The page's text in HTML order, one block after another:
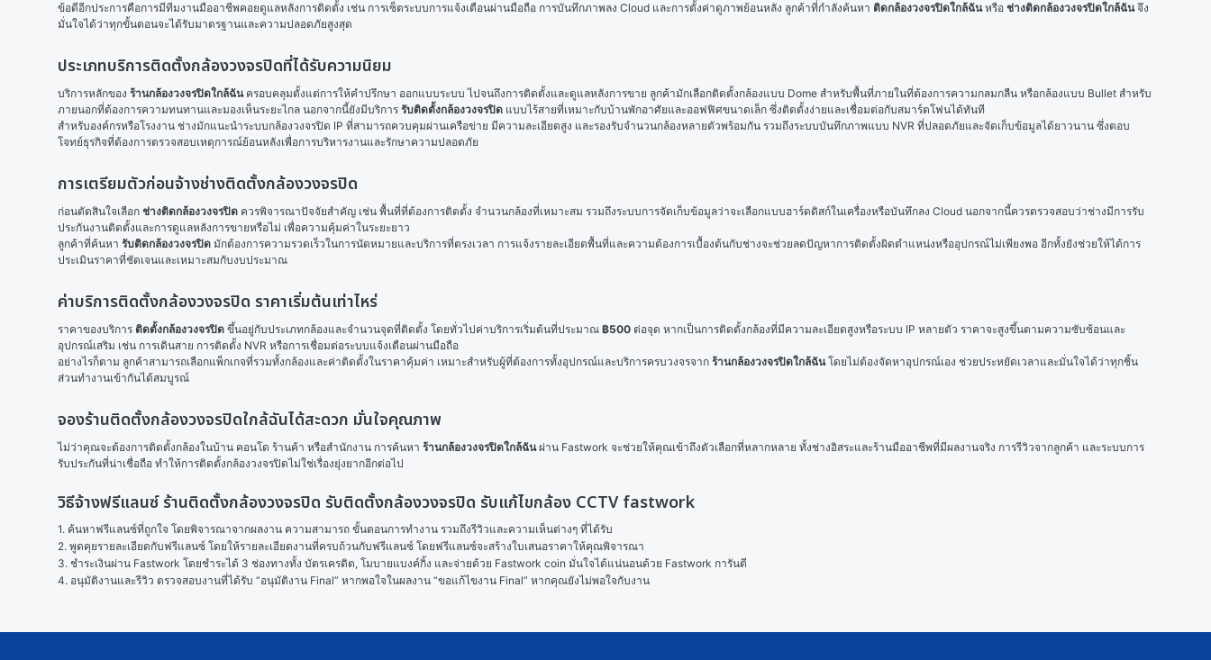
ข้อดีอีกประการคือการมีทีมงานมืออาชีพคอยดูแลหลังการติดตั้ง เช่น การเซ็ตระบบการแจ้งเตือนผ่านมือถือ การบันทึกภาพลง Cloud และการตั้งค่าดูภาพย้อนหลัง ลูกค้าที่กำลังค้นหา ติดกล้องวงจรปิดใกล้ฉัน หรือ ช่างติดกล้องวงจรปิดใกล้ฉัน จึง
มั่นใจได้ว่าทุกขั้นตอนจะได้รับมาตรฐานและความปลอดภัยสูงสุด
ประเภทบริการติดตั้งกล้องวงจรปิดที่ได้รับความนิยม
บริการหลักของ ร้านกล้องวงจรปิดใกล้ฉัน ครอบคลุมตั้งแต่การให้คำปรึกษา ออกแบบระบบ ไปจนถึงการติดตั้งและดูแลหลังการขาย ลูกค้ามักเลือกติดตั้งกล้องแบบ Dome สำหรับพื้นที่ภายในที่ต้องการความกลมกลืน หรือกล้องแบบ Bullet สำหรับ
ภายนอกที่ต้องการความทนทานและมองเห็นระยะไกล นอกจากนี้ยังมีบริการ รับติดตั้งกล้องวงจรปิด แบบไร้สายที่เหมาะกับบ้านพักอาศัยและออฟฟิศขนาดเล็ก ซึ่งติดตั้งง่ายและเชื่อมต่อกับสมาร์ตโฟนได้ทันที
สำหรับองค์กรหรือโรงงาน ช่างมักแนะนำระบบกล้องวงจรปิด IP ที่สามารถควบคุมผ่านเครือข่าย มีความละเอียดสูง และรองรับจำนวนกล้องหลายตัวพร้อมกัน รวมถึงระบบบันทึกภาพแบบ NVR ที่ปลอดภัยและจัดเก็บข้อมูลได้ยาวนาน ซึ่งตอบ
โจทย์ธุรกิจที่ต้องการตรวจสอบเหตุการณ์ย้อนหลังเพื่อการบริหารงานและรักษาความปลอดภัย
การเตรียมตัวก่อนจ้างช่างติดตั้งกล้องวงจรปิด
ก่อนตัดสินใจเลือก ช่างติดกล้องวงจรปิด ควรพิจารณาปัจจัยสำคัญ เช่น พื้นที่ที่ต้องการติดตั้ง จำนวนกล้องที่เหมาะสม รวมถึงระบบการจัดเก็บข้อมูลว่าจะเลือกแบบฮาร์ดดิสก์ในเครื่องหรือบันทึกลง Cloud นอกจากนี้ควรตรวจสอบว่าช่างมีการรับ
ประกันงานติดตั้งและการดูแลหลังการขายหรือไม่ เพื่อความคุ้มค่าในระยะยาว
ลูกค้าที่ค้นหา รับติดกล้องวงจรปิด มักต้องการความรวดเร็วในการนัดหมายและบริการที่ตรงเวลา การแจ้งรายละเอียดพื้นที่และความต้องการเบื้องต้นกับช่างจะช่วยลดปัญหาการติดตั้งผิดตำแหน่งหรืออุปกรณ์ไม่เพียงพอ อีกทั้งยังช่วยให้ได้การ
ประเมินราคาที่ชัดเจนและเหมาะสมกับงบประมาณ
ค่าบริการติดตั้งกล้องวงจรปิด ราคาเริ่มต้นเท่าไหร่
ราคาของบริการ ติดตั้งกล้องวงจรปิด ขึ้นอยู่กับประเภทกล้องและจำนวนจุดที่ติดตั้ง โดยทั่วไปค่าบริการเริ่มต้นที่ประมาณ ฿500 ต่อจุด หากเป็นการติดตั้งกล้องที่มีความละเอียดสูงหรือระบบ IP หลายตัว ราคาจะสูงขึ้นตามความซับซ้อนและ
อุปกรณ์เสริม เช่น การเดินสาย การติดตั้ง NVR หรือการเชื่อมต่อระบบแจ้งเตือนผ่านมือถือ
อย่างไรก็ตาม ลูกค้าสามารถเลือกแพ็กเกจที่รวมทั้งกล้องและค่าติดตั้งในราคาคุ้มค่า เหมาะสำหรับผู้ที่ต้องการทั้งอุปกรณ์และบริการครบวงจรจาก ร้านกล้องวงจรปิดใกล้ฉัน โดยไม่ต้องจัดหาอุปกรณ์เอง ช่วยประหยัดเวลาและมั่นใจได้ว่าทุกชิ้น
ส่วนทำงานเข้ากันได้สมบูรณ์
จองร้านติดตั้งกล้องวงจรปิดใกล้ฉันได้สะดวก มั่นใจคุณภาพ
ไม่ว่าคุณจะต้องการติดตั้งกล้องในบ้าน คอนโด ร้านค้า หรือสำนักงาน การค้นหา ร้านกล้องวงจรปิดใกล้ฉัน ผ่าน Fastwork จะช่วยให้คุณเข้าถึงตัวเลือกที่หลากหลาย ทั้งช่างอิสระและร้านมืออาชีพที่มีผลงานจริง การรีวิวจากลูกค้า และระบบการ
รับประกันที่น่าเชื่อถือ ทำให้การติดตั้งกล้องวงจรปิดไม่ใช่เรื่องยุ่งยากอีกต่อไป
วิธีจ้างฟรีแลนซ์ ร้านติดตั้งกล้องวงจรปิด รับติดตั้งกล้องวงจรปิด รับแก้ไขกล้อง CCTV fastwork
1. ค้นหาฟรีแลนซ์ที่ถูกใจ โดยพิจารณาจากผลงาน ความสามารถ ขั้นตอนการทำงาน รวมถึงรีวิวและความเห็นต่างๆ ที่ได้รับ
2. พูดคุยรายละเอียดกับฟรีแลนซ์ โดยให้รายละเอียดงานที่ครบถ้วนกับฟรีแลนซ์ โดยฟรีแลนซ์จะสร้างใบเสนอราคาให้คุณพิจารณา
3. ชำระเงินผ่าน Fastwork โดยชำระได้ 3 ช่องทางทั้ง บัตรเครดิต, โมบายแบงค์กิ้ง และจ่ายด้วย Fastwork coin มั่นใจได้แน่นอนด้วย Fastwork การันตี
4. อนุมัติงานและรีวิว ตรวจสอบงานที่ได้รับ “อนุมัติงาน Final” หากพอใจในผลงาน “ขอแก้ไขงาน Final” หากคุณยังไม่พอใจกับงาน